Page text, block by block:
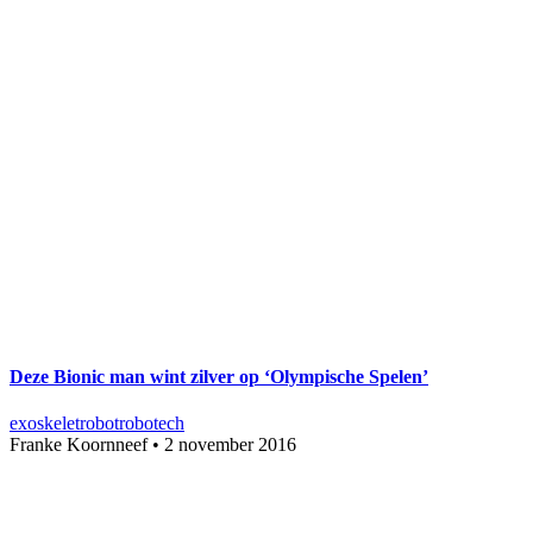
Deze Bionic man wint zilver op ‘Olympische Spelen’
exoskeletrobotrobotech
Franke Koornneef• 2 november 2016